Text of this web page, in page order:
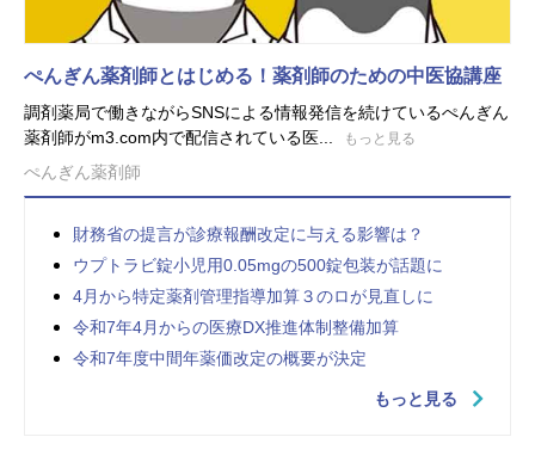
ぺんぎん薬剤師とはじめる！薬剤師のための中医協講座
調剤薬局で働きながらSNSによる情報発信を続けているぺんぎん
薬剤師がm3.com内で配信されている医...
もっと見る
ぺんぎん薬剤師
財務省の提言が診療報酬改定に与える影響は？
ウプトラビ錠小児用0.05mgの500錠包装が話題に
4月から特定薬剤管理指導加算３のロが見直しに
令和7年4月からの医療DX推進体制整備加算
令和7年度中間年薬価改定の概要が決定
もっと見る